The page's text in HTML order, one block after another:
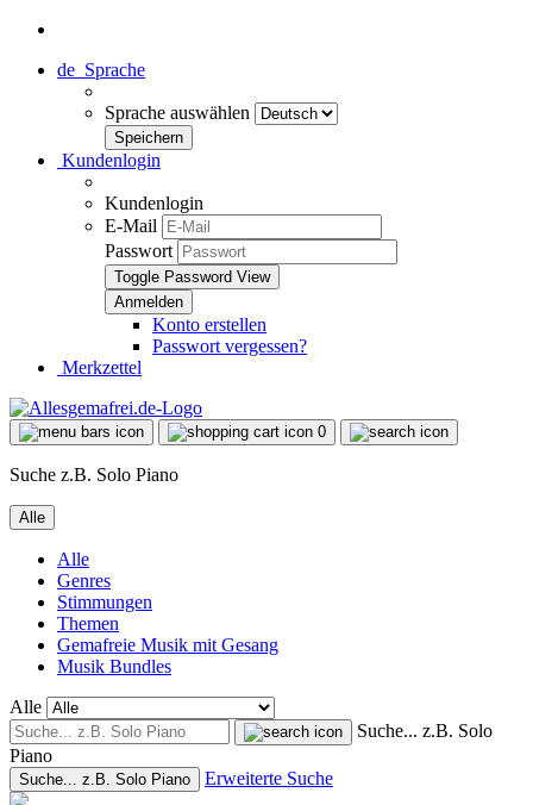
de Sprache
Sprache auswählen
Kundenlogin
Kundenlogin
E-Mail
Passwort
Toggle Password View
Konto erstellen
Passwort vergessen?
Merkzettel
0
Suche z.B. Solo Piano
Alle
Alle
Genres
Stimmungen
Themen
Gemafreie Musik mit Gesang
Musik Bundles
Alle
Suche... z.B. Solo
Piano
Suche... z.B. Solo Piano Erweiterte Suche